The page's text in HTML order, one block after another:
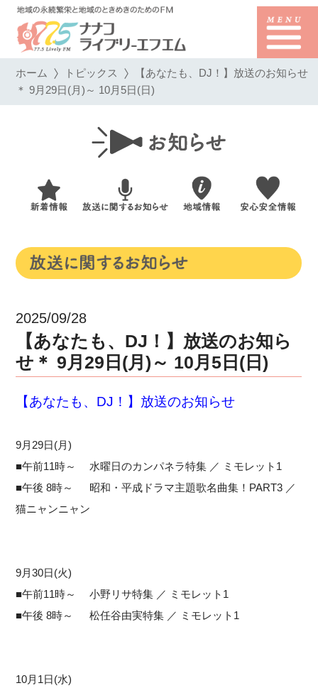
ホーム トピックス 【あなたも、DJ！】放送のお知らせ
＊ 9月29日(月)～ 10月5日(日)
2025/09/28
【あなたも、DJ！】放送のお知ら
せ＊ 9月29日(月)～ 10月5日(日)
【あなたも、DJ！】放送のお知らせ
9月29日(月)
■午前11時～ 水曜日のカンパネラ特集 ／ ミモレット1
■午後 8時～ 昭和・平成ドラマ主題歌名曲集！PART3 ／
猫ニャンニャン
9月30日(火)
■午前11時～ 小野リサ特集 ／ ミモレット1
■午後 8時～ 松任谷由実特集 ／ ミモレット1
10月1日(水)